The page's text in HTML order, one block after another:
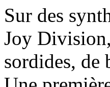
Sur des
Joy
sordides, de